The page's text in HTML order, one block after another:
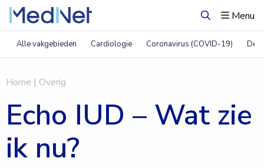
ZoekenMenu
Alle vakgebieden Cardiologie Coronavirus (COVID-19)
Home | Overig
Echo IUD – Wat zie
ik nu?